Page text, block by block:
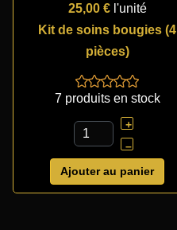
25,00 € l'unité
Kit de soins bougies (4
pièces)
7 produits en stock
+
–
Ajouter au panier